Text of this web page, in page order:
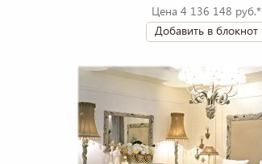
Цена 4 136 148 руб.*
Добавить в блокнот